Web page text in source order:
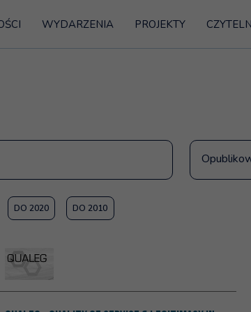
WYDARZENIA PROJEKTY
DO 2020 DO 2010
Information Network
Więcej na temat: QUALEG - Quality of Service &